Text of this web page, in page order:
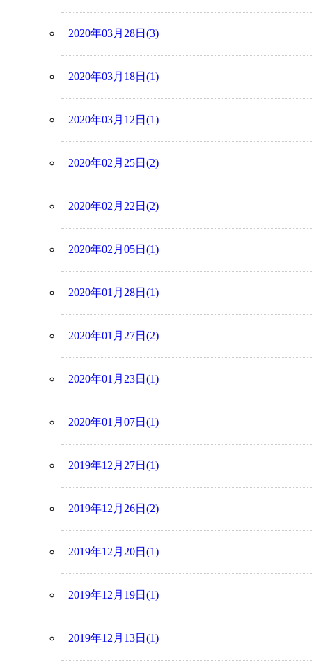
2020年03月28日(3)
2020年03月18日(1)
2020年03月12日(1)
2020年02月25日(2)
2020年02月22日(2)
2020年02月05日(1)
2020年01月28日(1)
2020年01月27日(2)
2020年01月23日(1)
2020年01月07日(1)
2019年12月27日(1)
2019年12月26日(2)
2019年12月20日(1)
2019年12月19日(1)
2019年12月13日(1)